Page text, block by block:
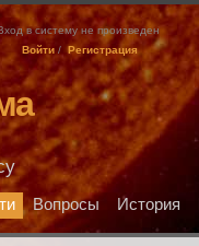
в систему не произведен
Войти / Регистрация
Вопросы История